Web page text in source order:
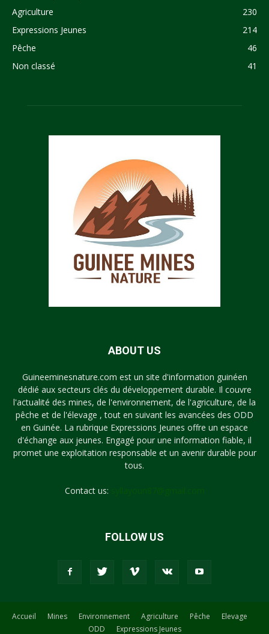
Agriculture
230
Expressions Jeunes
214
Pêche
46
Non classé
41
ABOUT US
Guineeminesnature.com est un site d'information guinéen
dédié aux secteurs clés du développement durable. Il couvre
l'actualité des mines, de l'environnement, de l'agriculture, de la
pêche et de l'élevage , tout en suivant les avancées des ODD
en Guinée. La rubrique Expressions Jeunes offre un espace
d'échange aux jeunes. Engagé pour une information fiable, il
promet une exploitation responsable et un avenir durable pour
tous.
Contact us:
FOLLOW US
Accueil Mines Environnement Agriculture Pêche
Elevage
ODD
Expressions Jeunes